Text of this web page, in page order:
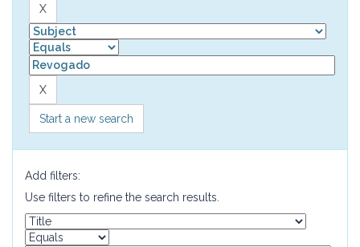
Start a new search
Add filters:
Use filters to refine the search results.